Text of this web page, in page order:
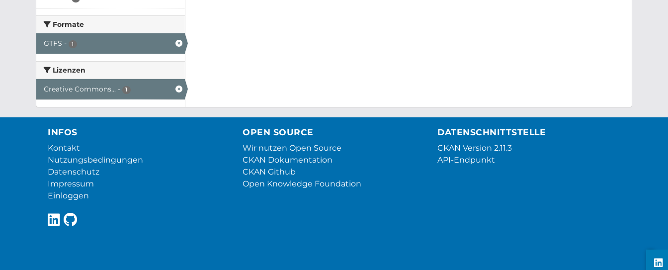
Formate
GTFS - 1
Lizenzen
Creative Commons... - 1
INFOS
Kontakt
Nutzungsbedingungen
Datenschutz
Impressum
Einloggen
OPEN SOURCE
Wir nutzen Open Source
CKAN Dokumentation
CKAN Github
Open Knowledge Foundation
DATENSCHNITTSTELLE
CKAN Version 2.11.3
API-Endpunkt